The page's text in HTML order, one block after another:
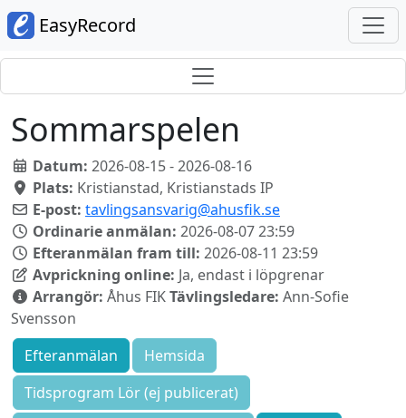
EasyRecord
Sommarspelen
Datum: 2026-08-15 - 2026-08-16
Plats: Kristianstad, Kristianstads IP
E-post: tavlingsansvarig@ahusfik.se
Ordinarie anmälan: 2026-08-07 23:59
Efteranmälan fram till: 2026-08-11 23:59
Avprickning online: Ja, endast i löpgrenar
Arrangör: Åhus FIKTävlingsledare: Ann-Sofie
Svensson
Efteranmälan
Hemsida
Tidsprogram Lör (ej publicerat)